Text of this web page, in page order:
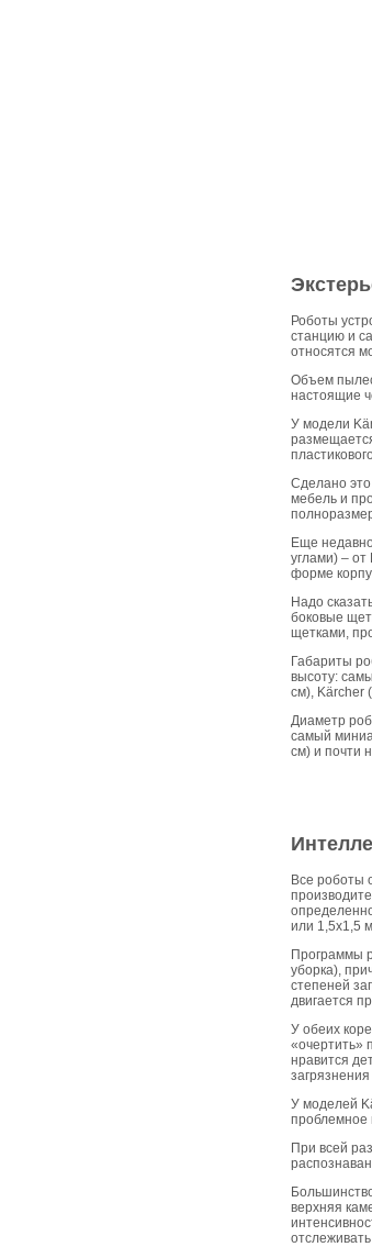
Роботы
станцию и
относятся
Объем
настоящие
У модели
Сделано
мебель и
Еще
углами) – от
форме
Надо
боковые
щетками,
Габариты
высоту:
см), Kärcher
Диаметр
самый
см) и почти
Все роботы
или 1,5х1,5
Программы
уборка),
степеней
двигается
У обеих
«очертить»
нравится
У моделей
проблемное
При всей
верхняя